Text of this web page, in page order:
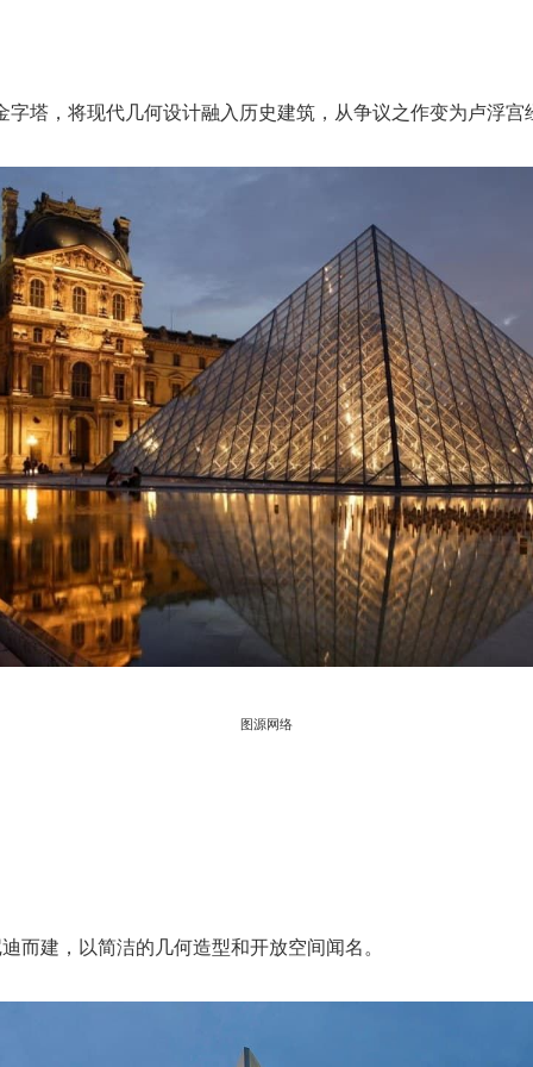
字塔，将现代几何设计融入历史建筑，从争议之作变为卢浮宫
图源网络
而建，以简洁的几何造型和开放空间闻名。